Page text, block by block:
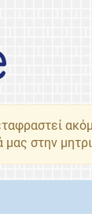
μας στην